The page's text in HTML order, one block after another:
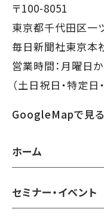
す】
〒100-8051
東京都千代田区一
毎日新聞社東京本
営業時間：月曜日
（土日祝日・特定日
GoogleMapで見る
ホーム
セミナー・イベント